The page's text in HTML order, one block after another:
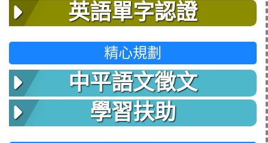
英語單字認證
精心規劃
中平語文徵文
學習扶助